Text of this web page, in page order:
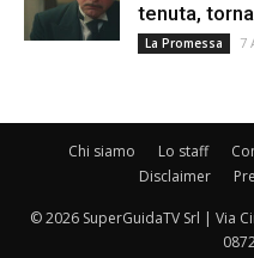
tenuta,
La Promessa 7
Chi siamo Lo staff
Disclaimer
© 2026 SuperGuidaTV Srl | Via